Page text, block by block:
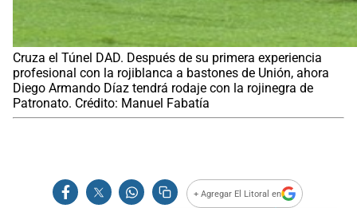
Cruza el Túnel DAD. Después de su primera experiencia
profesional con la rojiblanca a bastones de Unión, ahora
Diego Armando Díaz tendrá rodaje con la rojinegra de
Patronato. Crédito: Manuel Fabatía
+ Agregar El Litoral en